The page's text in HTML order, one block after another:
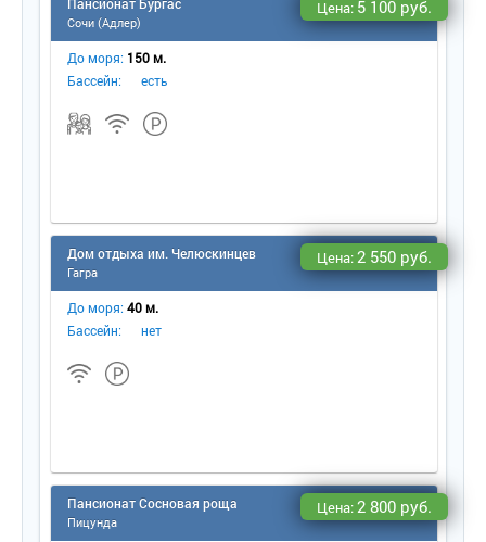
Сочи (Адлер)
Цена: 5 100 руб.
До моря: 150 м.
Бассейн:
есть
Дом отдыха им. Челюскинце
Гагра
Цена:2 550 руб.
До моря: 40 м.
Бассейн:
нет
Пансионат Сосновая роща
Пицунда
Цена:2 800 руб.